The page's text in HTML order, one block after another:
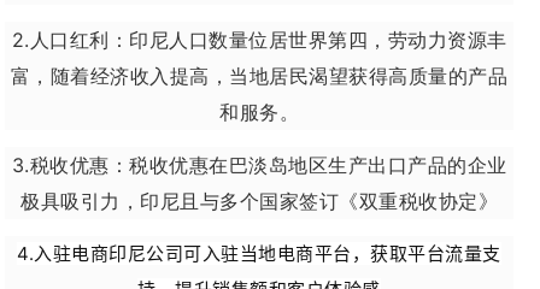
2.人口红利：印尼人口数量位居世界第四，劳动力资源丰
富，随着经济收入提高，当地居民渴望获得高质量的产品
和服务。
3.税收优惠：税收优惠在巴淡岛地区生产出口产品的企业
极具吸引力，印尼且与多个国家签订《双重税收协定》
4.入驻电商印尼公司可入驻当地电商平台，获取平台流量支